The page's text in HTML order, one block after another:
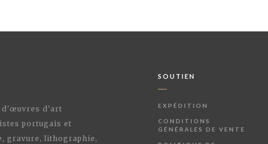
d'œuvres d'art
portugais et
gravure, lithographie,
SOUTIEN
EXPÉDITION
CONDITIONS
GÉNÉRALES DE VENTE